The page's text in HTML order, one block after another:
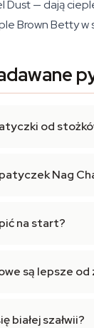
— dają
Brown Betty w
od
Nag
na start?
są lepsze od
białej szałwii?